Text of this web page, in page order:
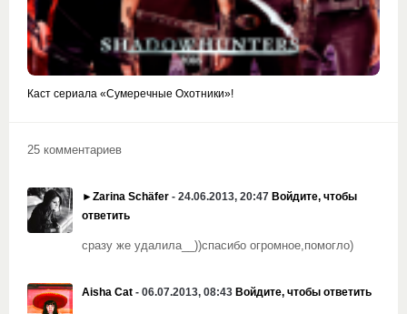
Каст сериала «Сумеречные Охотники»!
25 комментариев
►Zarina Schäfer - 24.06.2013, 20:47 Войдите, чтобы
ответить
сразу же удалила__))спасибо огромное,помогло)
Aisha Cat - 06.07.2013, 08:43 Войдите, чтобы ответить